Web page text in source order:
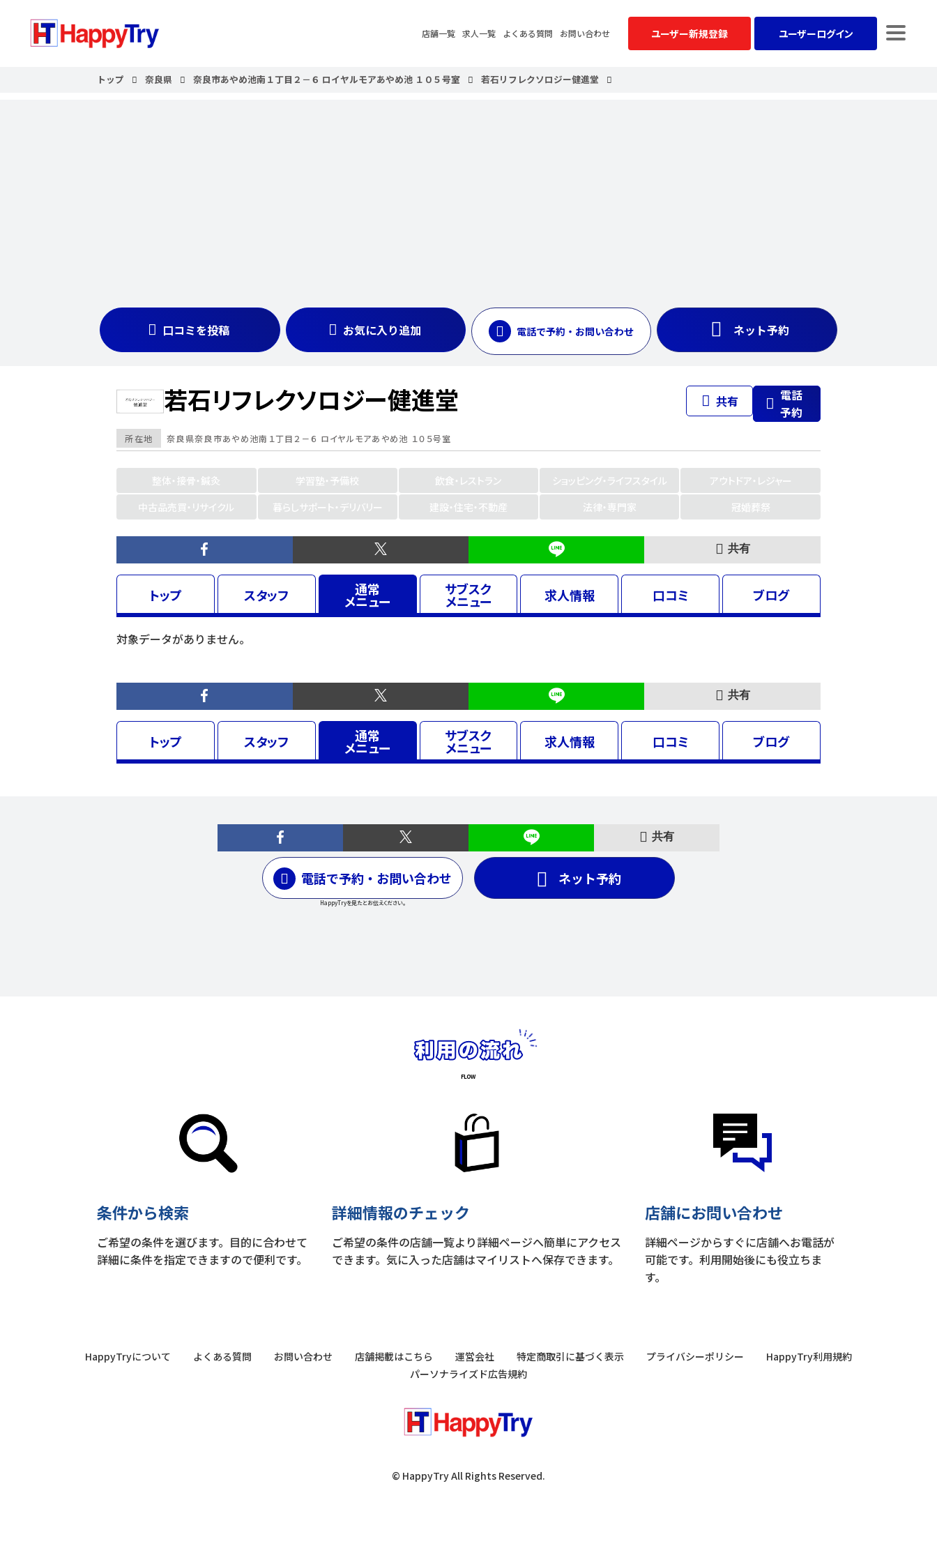
店舗一覧 求人一覧 よくある質問 お問い合わせ ユーザー新規登録 ユーザーログイン
トップ 奈良県 奈良市あやめ池南１丁目２－６ ロイヤルモアあやめ池 １０５号室 若石リフレクソロジー健進堂
ネット予約
電話で予約・お問い合わせ
口コミを投稿 お気に入り追加
若石リフレクソロジー健進堂 共有
電話
予約
所在地 奈良県奈良市あやめ池南１丁目２－６ ロイヤルモアあやめ池 １０５号室
整体・接骨・鍼灸 学習塾・予備校 飲食・レストラン ショッピング・ライフスタイル
アウトドア・レジャー
中古品売買・リサイクル
暮らしサポート・デリバリー 建設・住宅・不動産 法律・専門家 冠婚葬祭
共有
トップ スタッフ 通常
メニュー
サブスク
メニュー 求人情報 口コミ ブログ
対象データがありません。
共有
トップ スタッフ 通常
メニュー
サブスク
メニュー 求人情報 口コミ ブログ
共有
ネット予約
電話で予約・お問い合わせ
HappyTryを見たとお伝えください。
条件から検索
ご希望の条件を選びます。目的に合わせて
詳細に条件を指定できますので便利です。
詳細情報のチェック
ご希望の条件の店舗一覧より詳細ページへ簡単にアクセス
できます。気に入った店舗はマイリストへ保存できます。
店舗にお問い合わせ
詳細ページからすぐに店舗へお電話が
可能です。利用開始後にも役立ちま
す。
HappyTryについて よくある質問 お問い合わせ 店舗掲載はこちら 運営会社 特定商取引に基づく表示 プライバシーポリシー
HappyTry利用規約
パーソナライズド広告規約
© HappyTry All Rights Reserved.